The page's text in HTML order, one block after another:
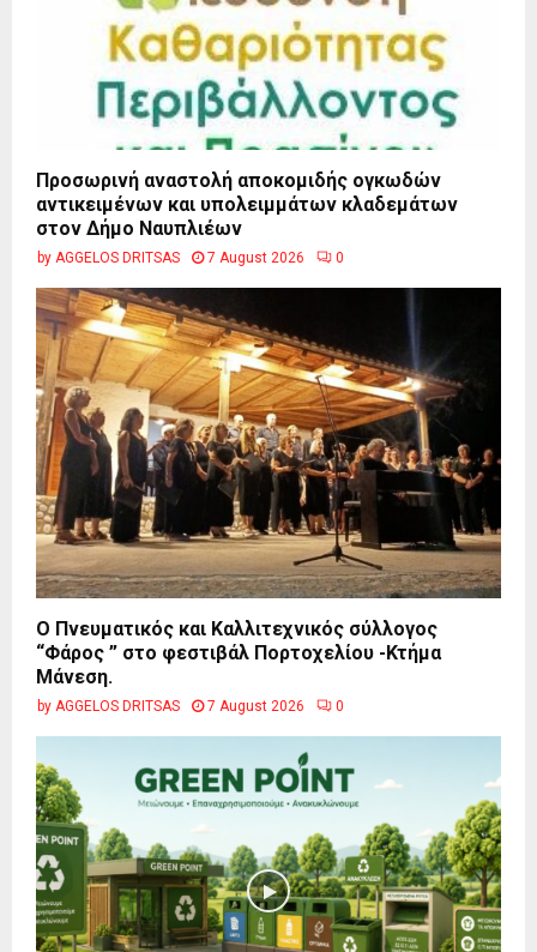
Προσωρινή αναστολή αποκομιδής ογκωδών
αντικειμένων και υπολειμμάτων κλαδεμάτων
στον Δήμο Ναυπλιέων
by AGGELOS DRITSAS 7 August 2026 0
Ο Πνευματικός και Καλλιτεχνικός σύλλογος
“Φάρος ” στο φεστιβάλ Πορτοχελίου -Κτήμα
Μάνεση.
by AGGELOS DRITSAS 7 August 2026 0